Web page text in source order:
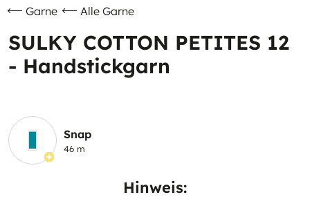
Garne Alle Garne
SULKY COTTON PETITES 12
- Handstickgarn
Snap
46 m
Hinweis: